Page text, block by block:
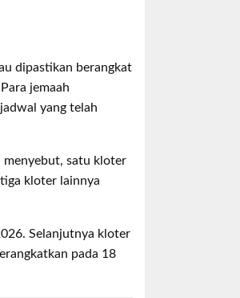
dipastikan berangkat
jemaah
yang telah
menyebut, satu kloter
kloter lainnya
Selanjutnya kloter
pada 18